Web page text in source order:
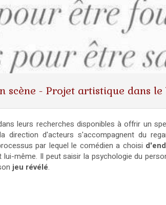
e créatif du jeu et
scène - Projet artistique dans le
leurs recherches disponibles à offrir un
d'acteurs s'accompagnent du
par lequel le comédien a choisi
même. Il peut saisir la psychologie du
jeu révélé.